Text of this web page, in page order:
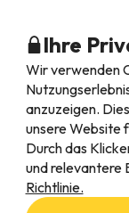
und können je nach
Ihre
Wir verwenden
anzuzeigen.
unsere Website
Durch das
und relevantere
Richtlinie.